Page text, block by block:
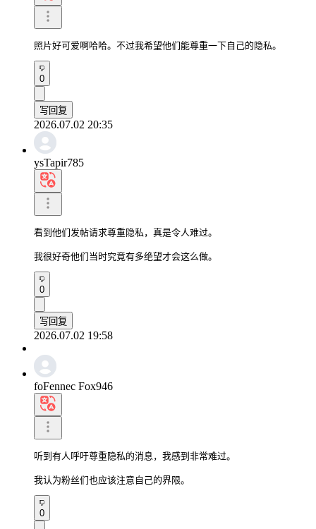
照片好可爱啊哈哈。不过我希望他们能尊重一下自己的隐私。
0
写回复
2026.07.02 20:35
ysTapir785
看到他们发帖请求尊重隐私，真是令人难过。
我很好奇他们当时究竟有多绝望才会这么做。
0
写回复
2026.07.02 19:58
foFennec Fox946
听到有人呼吁尊重隐私的消息，我感到非常难过。
我认为粉丝们也应该注意自己的界限。
0